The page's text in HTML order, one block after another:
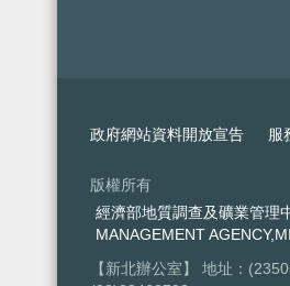
政府網站資料開放宣告 服
版權所有
經濟部地質調查及礦業管理
MANAGEMENT
【新北辦公室】 地址：